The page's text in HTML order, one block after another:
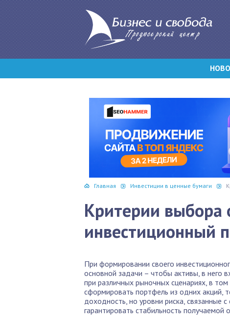
Главная Инвестиции в ценные бумаги
Критерии выбора
инвестиционный
При формировании своего
основной задачи – чтобы активы, в него
при различных рыночных сценариях, в
сформировать портфель из одних акций,
доходность, но уровни риска, связанные
гарантировать стабильность получаемой